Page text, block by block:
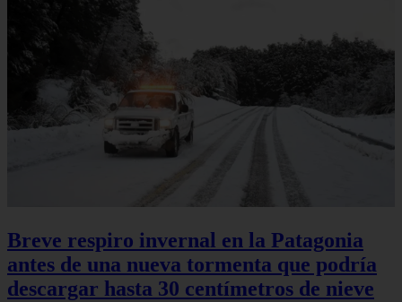
Breve respiro invernal en la Patagonia
antes de una nueva tormenta que podría
descargar hasta 30 centímetros de nieve